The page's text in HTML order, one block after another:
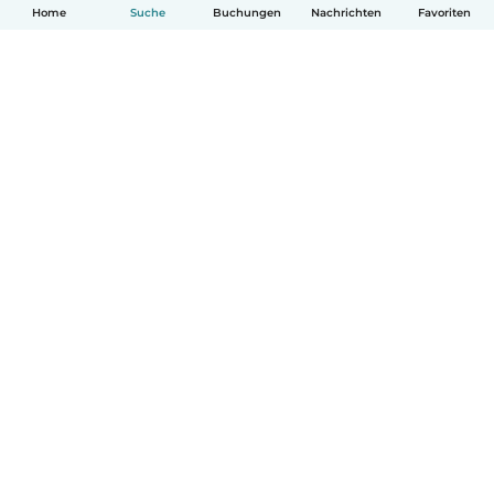
Home Suche Buchungen Nachrichten Favoriten